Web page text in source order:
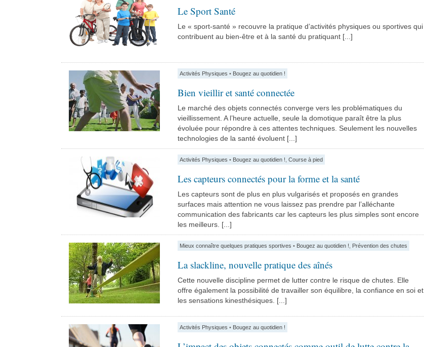
Le Sport Santé
Le « sport-santé » recouvre la pratique d’activités physiques ou sportives qui
contribuent au bien-être et à la santé du pratiquant [...]
Activités Physiques • Bougez au quotidien !
Bien vieillir et santé connectée
Le marché des objets connectés converge vers les problématiques du
vieillissement. A l’heure actuelle, seule la domotique paraît être la plus
évoluée pour répondre à ces attentes techniques. Seulement les nouvelles
technologies de la santé évoluent [...]
Activités Physiques • Bougez au quotidien ! Course à pied
Les capteurs connectés pour la forme et la santé
Les capteurs sont de plus en plus vulgarisés et proposés en grandes
surfaces mais attention ne vous laissez pas prendre par l’alléchante
communication des fabricants car les capteurs les plus simples sont encore
les meilleurs. [...]
Mieux connaître quelques pratiques sportives • Bougez au quotidien ! Prévention des chutes
La slackline, nouvelle pratique des aînés
Cette nouvelle discipline permet de lutter contre le risque de chutes. Elle
offre également la possibilité de travailler son équilibre, la confiance en soi et
les sensations kinesthésiques. [...]
Activités Physiques • Bougez au quotidien !